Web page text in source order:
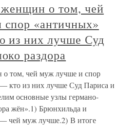
о том, чей
«античных»
из них лучше Суд
раздора
том, чей муж лучше и спор
кто из них лучше Суд Париса и
основные узлы германо-
жён».1) Брюнхильда и
чей муж лучше.2) В итоге